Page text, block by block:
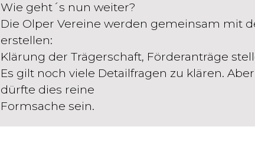
Wie geht´s nun weiter?
Die Olper Vereine werden gemeinsam mit
erstellen:
Klärung der Trägerschaft, Förderanträge
Es gilt noch viele Detailfragen zu klären.
dürfte dies reine
Formsache sein.